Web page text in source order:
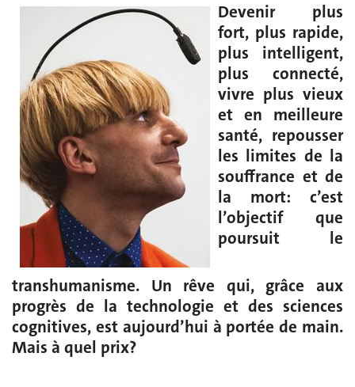
Devenir plus
fort, plus rapide,
plus intelligent,
plus connecté,
vivre plus vieux
et en meilleure
santé, repousser
les limites de la
souffrance et de
la mort: c’est
l’objectif que
poursuit le
transhumanisme. Un rêve qui, grâce aux
progrès de la technologie et des sciences
cognitives, est aujourd’hui à portée de main.
Mais à quel prix?